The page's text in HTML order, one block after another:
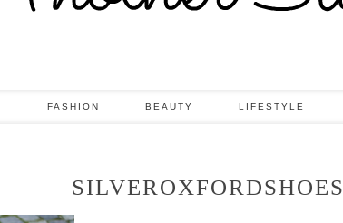
FASHION BEAUTY LIFESTYLE
SILVEROXFORDSHOES